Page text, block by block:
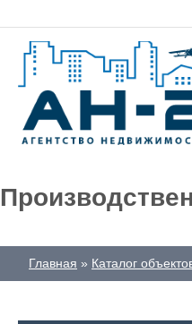
Главная Каталог